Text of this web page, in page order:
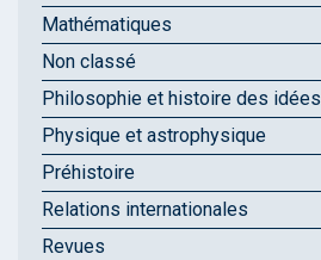
Mathématiques
Non classé
Philosophie et histoire des idées
Physique et astrophysique
Préhistoire
Relations internationales
Revues